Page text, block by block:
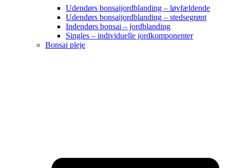
Udendørs bonsaijordblanding – løvfældende
Udendørs bonsaijordblanding – stedsegrønt
Indendørs bonsai – jordblanding
Singles – individuelle jordkomponenter
Bonsai pleje